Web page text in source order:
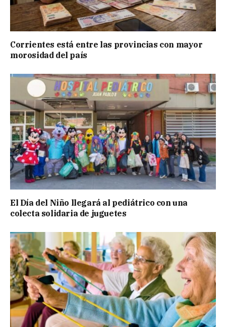
Corrientes está entre las provincias con mayor
morosidad del país
El Día del Niño llegará al pediátrico con una
colecta solidaria de juguetes